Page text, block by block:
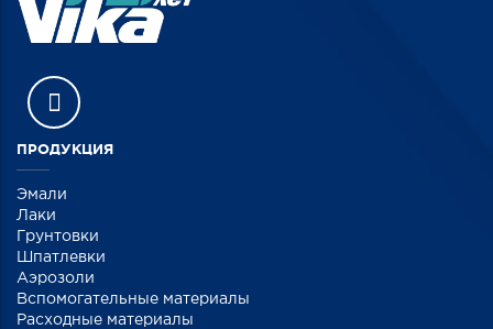
ПРОДУКЦИЯ
Эмали
Лаки
Грунтовки
Шпатлевки
Аэрозоли
Вспомогательные материалы
Расходные материалы